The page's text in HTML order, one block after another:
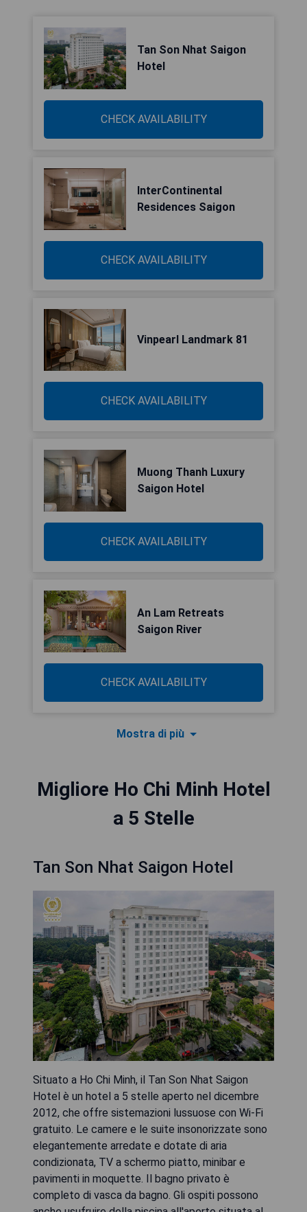
Tan Son Nhat Saigon
Hotel
CHECK AVAILABILITY
InterContinental
Residences Saigon
CHECK AVAILABILITY
Vinpearl Landmark 81
CHECK AVAILABILITY
Muong Thanh Luxury
Saigon Hotel
CHECK AVAILABILITY
An Lam Retreats
Saigon River
CHECK AVAILABILITY
Mostra di più
Migliore Ho Chi Minh Hotel
a 5 Stelle
Tan Son Nhat Saigon Hotel
Situato a Ho Chi Minh, il Tan Son Nhat Saigon
Hotel è un hotel a 5 stelle aperto nel dicembre
2012, che offre sistemazioni lussuose con Wi-Fi
gratuito. Le camere e le suite insonorizzate sono
elegantemente arredate e dotate di aria
condizionata, TV a schermo piatto, minibar e
pavimenti in moquette. Il bagno privato è
completo di vasca da bagno. Gli ospiti possono